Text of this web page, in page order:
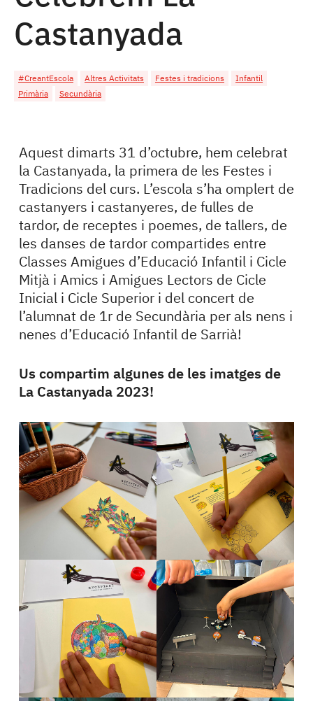
Castanyada
#CreantEscola Altres Activitats Festes i tradicions
Infantil
Primària
Secundària
Aquest dimarts 31 d’octubre, hem celebrat
la Castanyada, la primera de les Festes i
Tradicions del curs. L’escola s’ha omplert de
castanyers i castanyeres, de fulles de
tardor, de receptes i poemes, de tallers, de
les danses de tardor compartides entre
Classes Amigues d’Educació Infantil i Cicle
Mitjà i Amics i Amigues Lectors de Cicle
Inicial i Cicle Superior i del concert de
l’alumnat de 1r de Secundària per als nens i
nenes d’Educació Infantil de Sarrià!
Us compartim algunes de les imatges de
La Castanyada 2023!